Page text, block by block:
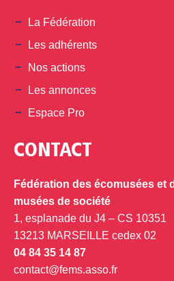
La Fédération
Les adhérents
Nos actions
Les annonces
Espace Pro
CONTACT
Fédération des écomusées et
musées de société
1, esplanade du J4 – CS 10351
13213 MARSEILLE cedex 02
04 84 35 14 87
contact@fems.asso.fr